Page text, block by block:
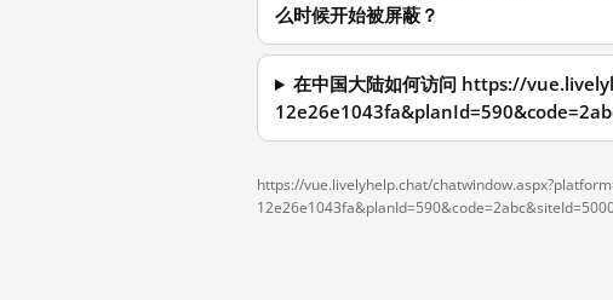
么时候开始被屏蔽？
在中国大陆如何访问 https://
https://vue.livelyhelp.chat/